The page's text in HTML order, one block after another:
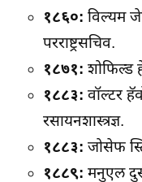
१८६०: विल्यम
परराष्ट्रसचिव.
१८७१: शोफिल्ड
१८८३: वॉल्टर
रसायनशास्त्रज्ञ.
१८८३: जोसेफ
१८८९: मनुएल